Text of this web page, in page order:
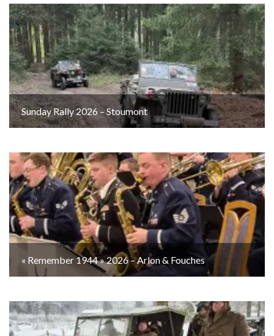
Sunday Rally 2026 – Stoumont
« Remember 1944 » 2026 – Arlon & Fouches